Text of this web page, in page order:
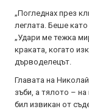
„Погледнах през
леглата. Беше
„Удари ме тежка
краката, когато
дърводелецът.
Главата на
зъби, а тялото –
бил извикан от